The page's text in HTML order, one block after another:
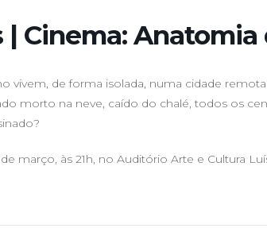
| Cinema:
vivem, de forma isolada, numa cidade
morto na neve, caído do chalé, todos os
de março, às 21h, no Auditório Arte e Cultura